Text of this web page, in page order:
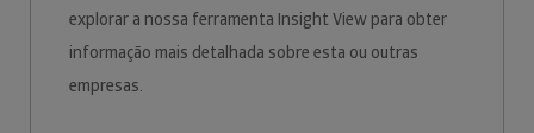
explorar a nossa ferramenta Insight View para obter
informação mais detalhada sobre esta ou outras
empresas.